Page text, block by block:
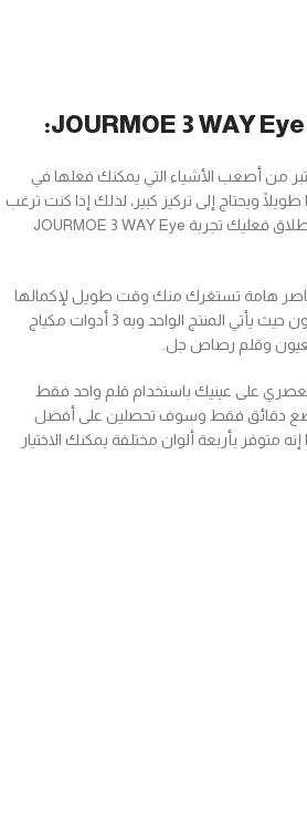
JOURMOE 3 WAY
من أصعب الأشياء التي يمكنك فعلها في
طويلًا ويحتاج إلى تركيز كبير، لذلك إذا كنت ترغب
في أسرع مكياج للعين على الإطلاق فعليك تجربة JOURMOE 3 WAY Eye
عناصر هامة تستغرك منك وقت طويل لإكمالها
وهي كحل العيون وظلال العيون حيث يأتي المنتج الواحد وبه 3 أدوات مكياج
وقلم رصاص جل.
على عينيك باستخدام قلم واحد فقط
دقائق فقط وسوف تحصلين على أفضل
متوفر بأربعة ألوان مختلفة يمكنك الاختيار